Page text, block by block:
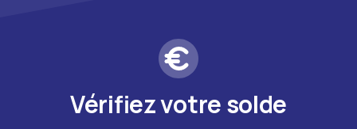
Vérifiez votre solde